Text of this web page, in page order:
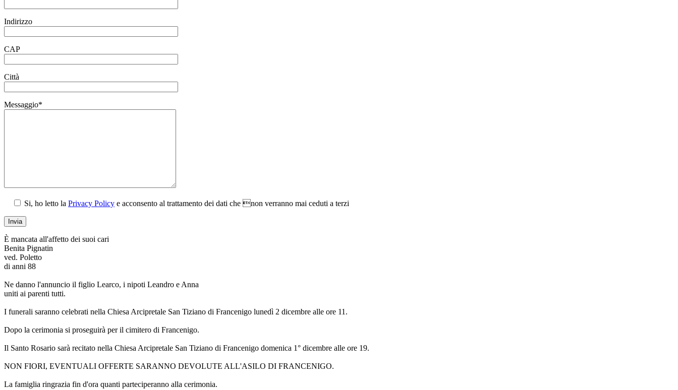
Indirizzo
CAP
Città
Messaggio*
Si, ho letto la Privacy Policy e acconsento al trattamento dei dati che non verranno mai ceduti a terzi
È mancata all'affetto dei suoi cari
Benita Pignatin
ved. Poletto
di anni 88
Ne danno l'annuncio il figlio Learco, i nipoti Leandro e Anna
uniti ai parenti tutti.
I funerali saranno celebrati nella Chiesa Arcipretale San Tiziano di Francenigo lunedì 2 dicembre alle ore 11.
Dopo la cerimonia si proseguirà per il cimitero di Francenigo.
Il Santo Rosario sarà recitato nella Chiesa Arcipretale San Tiziano di Francenigo domenica 1° dicembre alle ore 19.
NON FIORI, EVENTUALI OFFERTE SARANNO DEVOLUTE ALL'ASILO DI FRANCENIGO.
La famiglia ringrazia fin d'ora quanti parteciperanno alla cerimonia.